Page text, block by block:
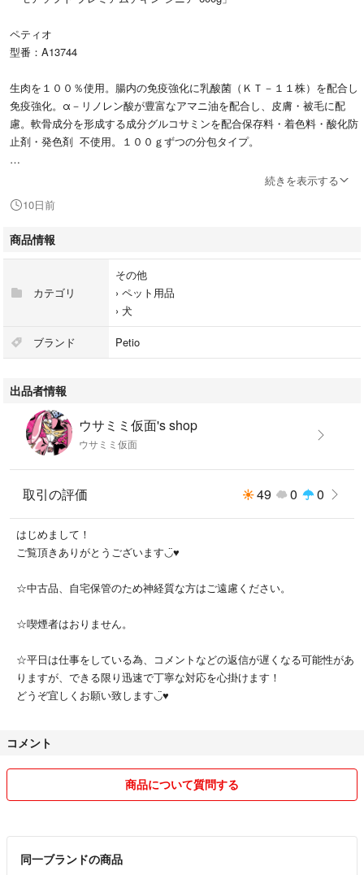
ペティオ
型番：A13744
生肉を１００％使用。腸内の免疫強化に乳酸菌（ＫＴ－１１株）を配合し
免疫強化。α－リノレン酸が豊富なアマニ油を配合し、皮膚・被毛に配
慮。軟骨成分を形成する成分グルコサミンを配合保存料・着色料・酸化防
止剤・発色剤 不使用。１００ｇずつの分包タイプ。
賞味期限2027.2
※発送の際は、箱から出しての発送となります。
箱は折り畳み同封いたします。
#ペティオ
#ペット用品
#犬
続きを表示する
10日前
商品情報
カテゴリ
その他
› ペット用品
› 犬
ブランド Petio
出品者情報
ウサミミ仮面's shop
ウサミミ仮面
取引の評価 49 0 0
はじめまして！
ご覧頂きありがとうございます◡̈♥︎
☆中古品、自宅保管のため神経質な方はご遠慮ください。
☆喫煙者はおりません。
☆平日は仕事をしている為、コメントなどの返信が遅くなる可能性があ
りますが、できる限り迅速で丁寧な対応を心掛けます！
どうぞ宜しくお願い致します◡̈♥︎
コメント
商品について質問する
同一ブランドの商品